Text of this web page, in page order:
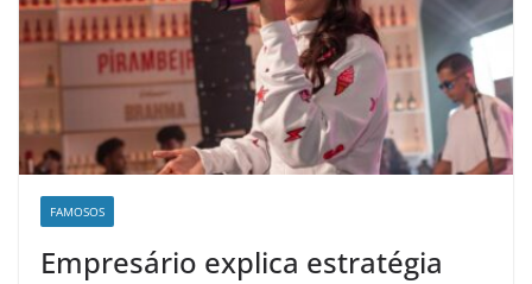
FAMOSOS
Empresário explica estratégia